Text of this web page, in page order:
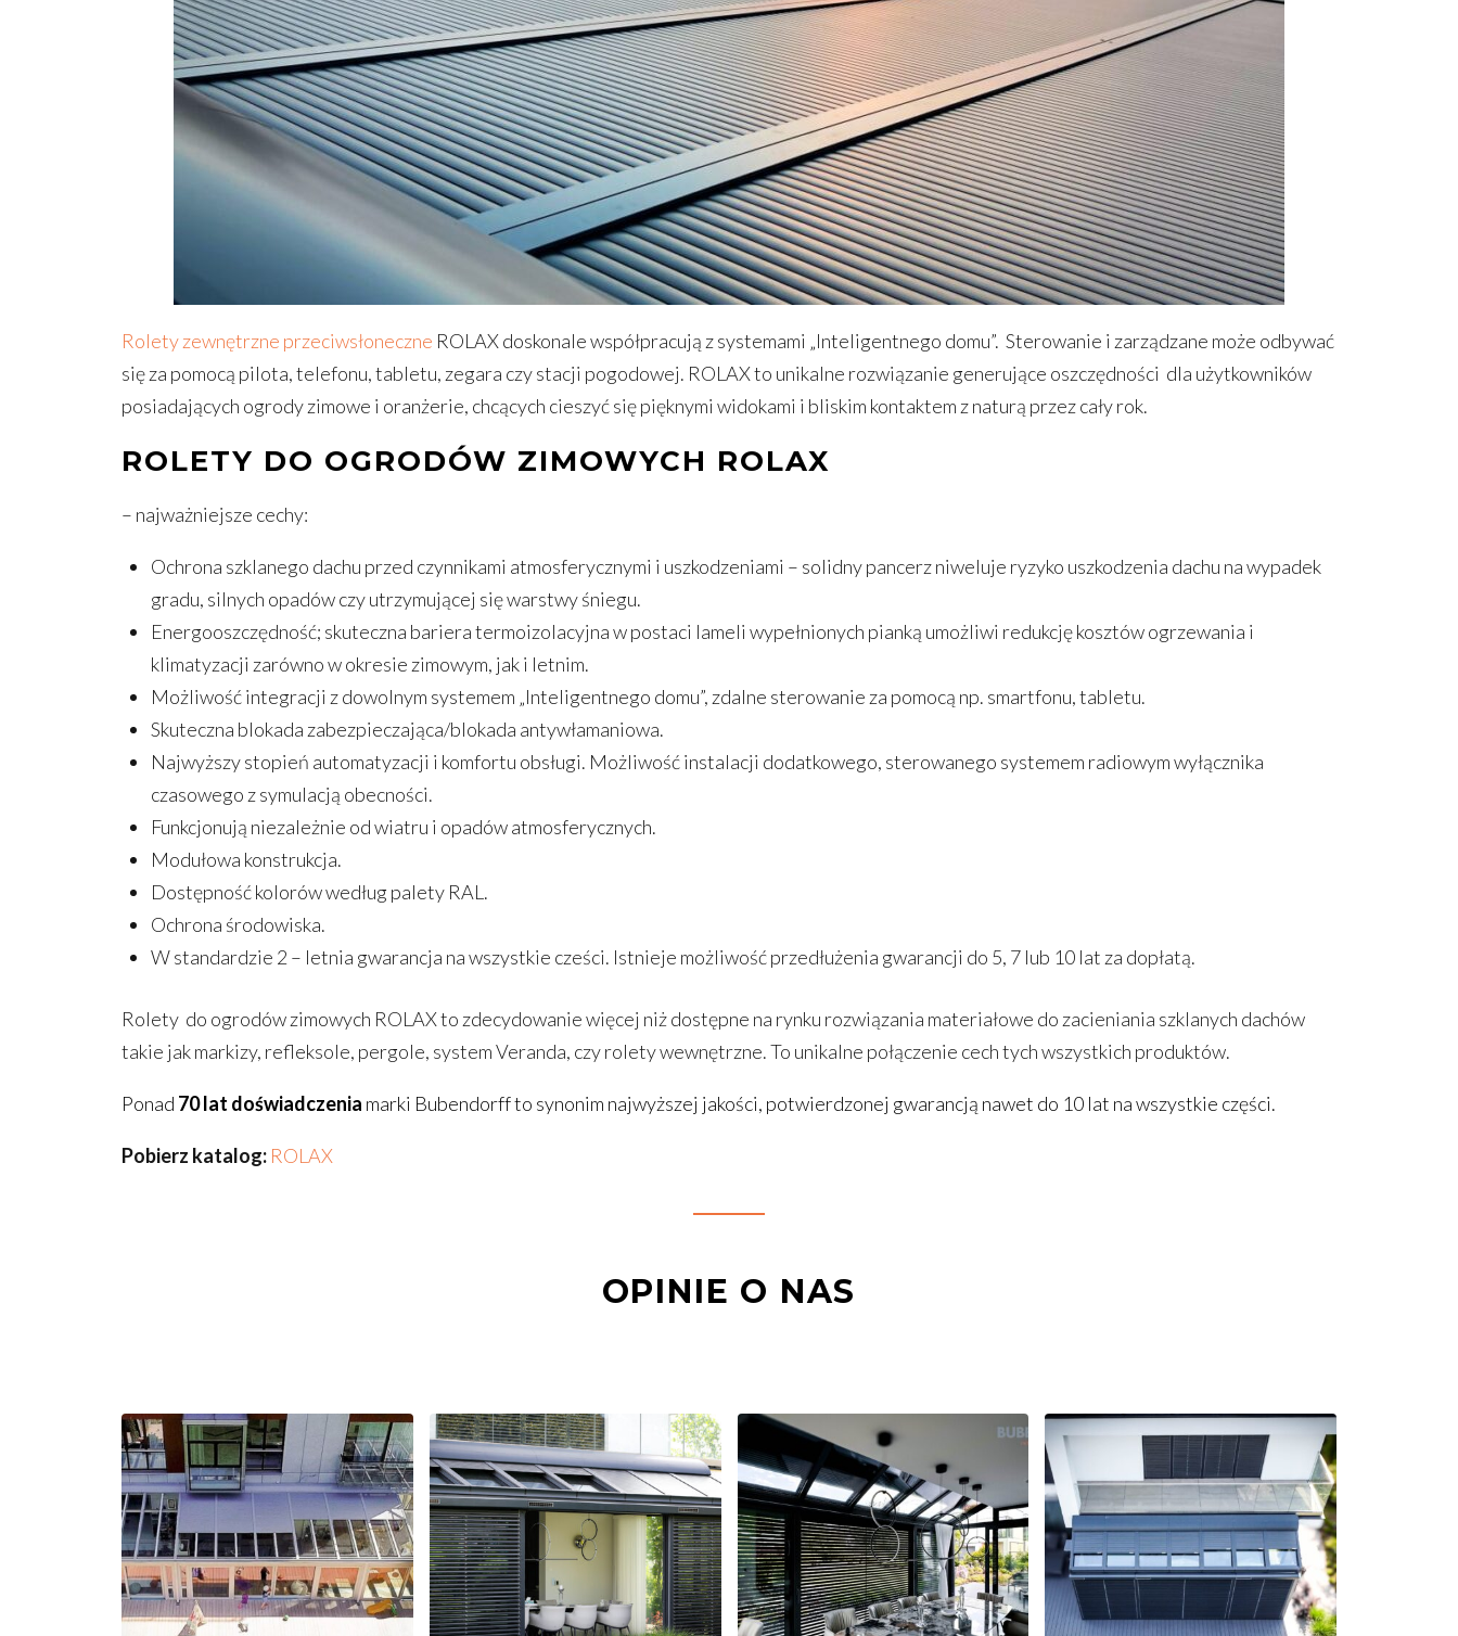
Rolety zewnętrzne przeciwsłoneczne ROLAX doskonale współpracują z systemami „Inteligentnego domu”. Sterowanie i zarządzane może odbywać
się za pomocą pilota, telefonu, tabletu, zegara czy stacji pogodowej. ROLAX to unikalne rozwiązanie generujące oszczędności dla użytkowników
posiadających ogrody zimowe i oranżerie, chcących cieszyć się pięknymi widokami i bliskim kontaktem z naturą przez cały rok.
ROLETY DO OGRODÓW ZIMOWYCH ROLAX
– najważniejsze cechy:
Ochrona szklanego dachu przed czynnikami atmosferycznymi i uszkodzeniami – solidny pancerz niweluje ryzyko uszkodzenia dachu na wypadek
gradu, silnych opadów czy utrzymującej się warstwy śniegu.
Energooszczędność; skuteczna bariera termoizolacyjna w postaci lameli wypełnionych pianką umożliwi redukcję kosztów ogrzewania i
klimatyzacji zarówno w okresie zimowym, jak i letnim.
Możliwość integracji z dowolnym systemem „Inteligentnego domu”, zdalne sterowanie za pomocą np. smartfonu, tabletu.
Skuteczna blokada zabezpieczająca/blokada antywłamaniowa.
Najwyższy stopień automatyzacji i komfortu obsługi. Możliwość instalacji dodatkowego, sterowanego systemem radiowym wyłącznika
czasowego z symulacją obecności.
Funkcjonują niezależnie od wiatru i opadów atmosferycznych.
Modułowa konstrukcja.
Dostępność kolorów według palety RAL.
Ochrona środowiska.
W standardzie 2 – letnia gwarancja na wszystkie cześci. Istnieje możliwość przedłużenia gwarancji do 5, 7 lub 10 lat za dopłatą.
Rolety do ogrodów zimowych ROLAX to zdecydowanie więcej niż dostępne na rynku rozwiązania materiałowe do zacieniania szklanych dachów
takie jak markizy, refleksole, pergole, system Veranda, czy rolety wewnętrzne. To unikalne połączenie cech tych wszystkich produktów.
Ponad 70 lat doświadczenia marki Bubendorff to synonim najwyższej jakości, potwierdzonej gwarancją nawet do 10 lat na wszystkie części.
Pobierz katalog: ROLAX
OPINIE O NAS